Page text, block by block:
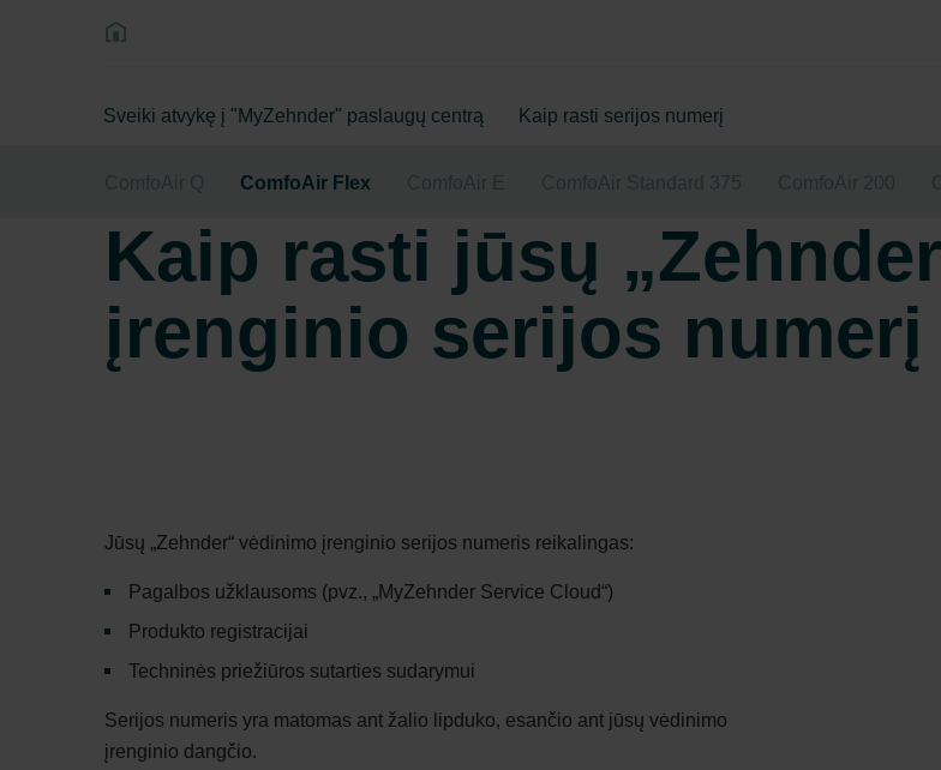
Sveiki atvykę į "MyZehnder" paslaugų centrą Kaip rasti serijos numerį
ComfoAir Q ComfoAir Flex ComfoAir E ComfoAir Standard 375 ComfoAir 200
Kaip rasti jūsų
įrenginio serijos numerį
Jūsų „Zehnder“ vėdinimo įrenginio serijos numeris reikalingas:
Pagalbos užklausoms (pvz., „MyZehnder Service Cloud“)
Produkto registracijai
Techninės priežiūros sutarties sudarymui
Serijos numeris yra matomas ant žalio lipduko, esančio ant jūsų vėdinimo
įrenginio dangčio.